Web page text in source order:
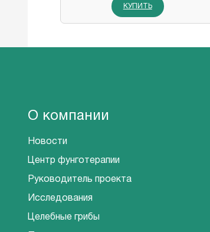
КУПИТЬ
О компании
Новости
Центр фунготерапии
Руководитель проекта
Исследования
Целебные грибы